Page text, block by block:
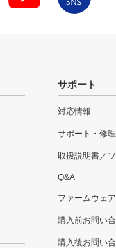
サポート
対応情報
サポート・修
取扱説明書／
Q&A
ファームウェア
購入前お問い
購入後お問い